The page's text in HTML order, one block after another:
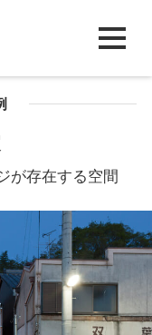
が存在する空間